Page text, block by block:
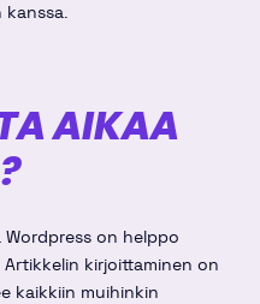
AIKAA
on helppo
kirjoittaminen on
kaikkiin muihinkin